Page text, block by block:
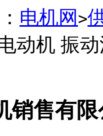
电机网 >
动机 振
销售有